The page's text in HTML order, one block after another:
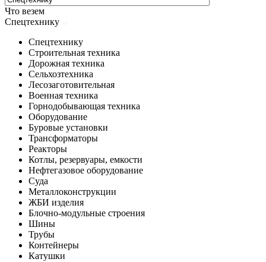
Что везем
Спецтехнику
Спецтехнику
Строительная техника
Дорожная техника
Сельхозтехника
Лесозаготовительная
Военная техника
Горнодобывающая техника
Оборудование
Буровые установки
Трансформаторы
Реакторы
Котлы, резервуары, емкости
Нефтегазовое оборудование
Cуда
Металлоконструкции
ЖБИ изделия
Блочно-модульные строения
Шины
Трубы
Контейнеры
Катушки